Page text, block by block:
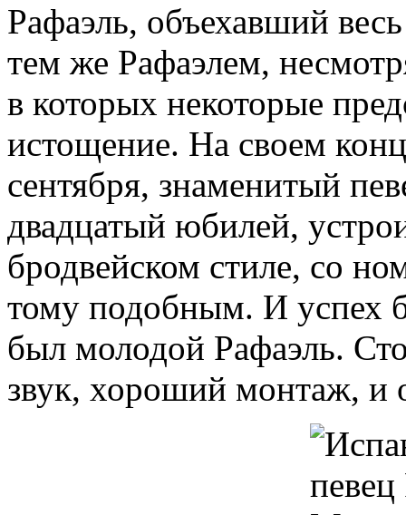
Рафаэль, объехавший
тем же Рафаэлем,
в которых некоторые
истощение. На своем
сентября, знаменитый
двадцатый юбилей,
бродвейском стиле, со
тому подобным. И успех
был молодой Рафаэль.
звук, хороший монтаж, и